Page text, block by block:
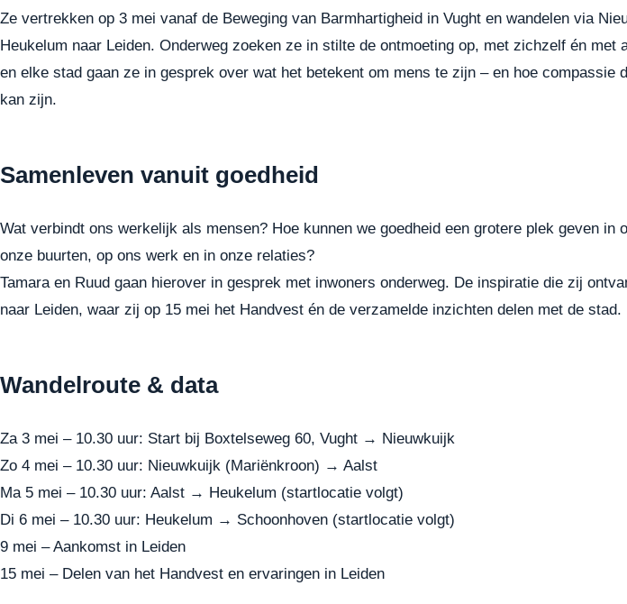
Ze vertrekken op 3 mei vanaf de Beweging van Barmhartigheid in Vught en wandelen via
Heukelum naar Leiden. Onderweg zoeken ze in stilte de ontmoeting op, met zichzelf én met
en elke stad gaan ze in gesprek over wat het betekent om mens te zijn – en hoe compassie
kan zijn.
Samenleven vanuit goedheid
Wat verbindt ons werkelijk als mensen? Hoe kunnen we goedheid een grotere plek geven in
onze buurten, op ons werk en in onze relaties?
Tamara en Ruud gaan hierover in gesprek met inwoners onderweg. De inspiratie die zij
naar Leiden, waar zij op 15 mei het Handvest én de verzamelde inzichten delen met de stad.
Wandelroute & data
Za 3 mei – 10.30 uur: Start bij Boxtelseweg 60, Vught → Nieuwkuijk
Zo 4 mei – 10.30 uur: Nieuwkuijk (Mariënkroon) → Aalst
Ma 5 mei – 10.30 uur: Aalst → Heukelum (startlocatie volgt)
Di 6 mei – 10.30 uur: Heukelum → Schoonhoven (startlocatie volgt)
9 mei – Aankomst in Leiden
15 mei – Delen van het Handvest en ervaringen in Leiden